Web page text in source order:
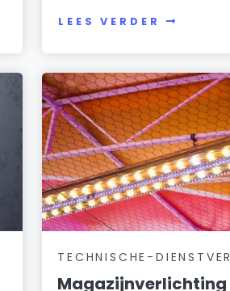
LEES VERDER
TECHNISCHE-
Magazijnverlichting